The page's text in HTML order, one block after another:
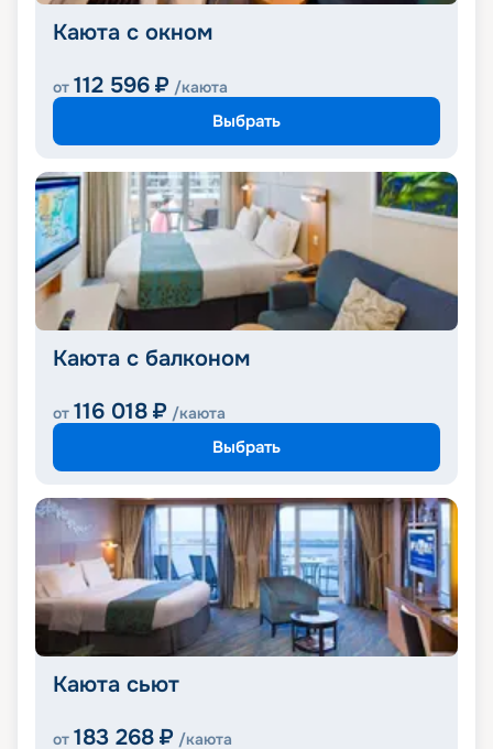
Каюта с окном
от 112 596 ₽ /каюта
Выбрать
Каюта с балконом
от 116 018 ₽ /каюта
Выбрать
Каюта сьют
от 183 268 ₽ /каюта